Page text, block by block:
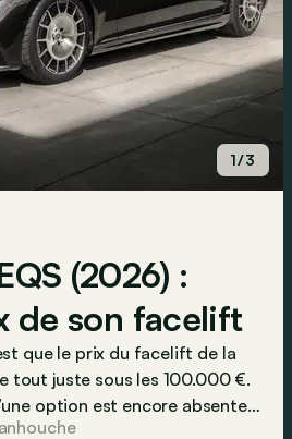
1/3
(2026) :
de son facelift
que le prix du facelift de la
tout juste sous les 100.000 €.
option est encore absente…